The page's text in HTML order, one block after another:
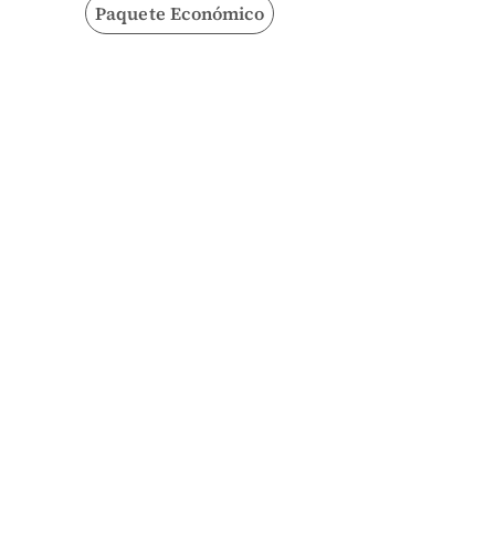
Paquete Económico